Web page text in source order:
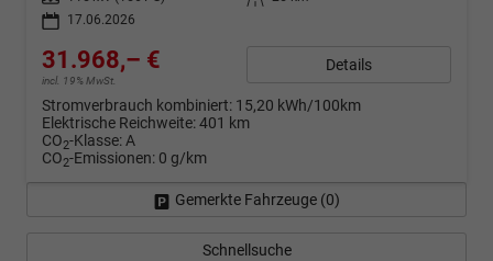
17.06.2026
31.968,– €
incl. 19% MwSt.
Details
Stromverbrauch kombiniert: 15,20 kWh/100km
Elektrische Reichweite:401 km
CO2-Klasse:A
CO2-Emissionen: 0 g/km
Gemerkte Fahrzeuge (0)
Schnellsuche